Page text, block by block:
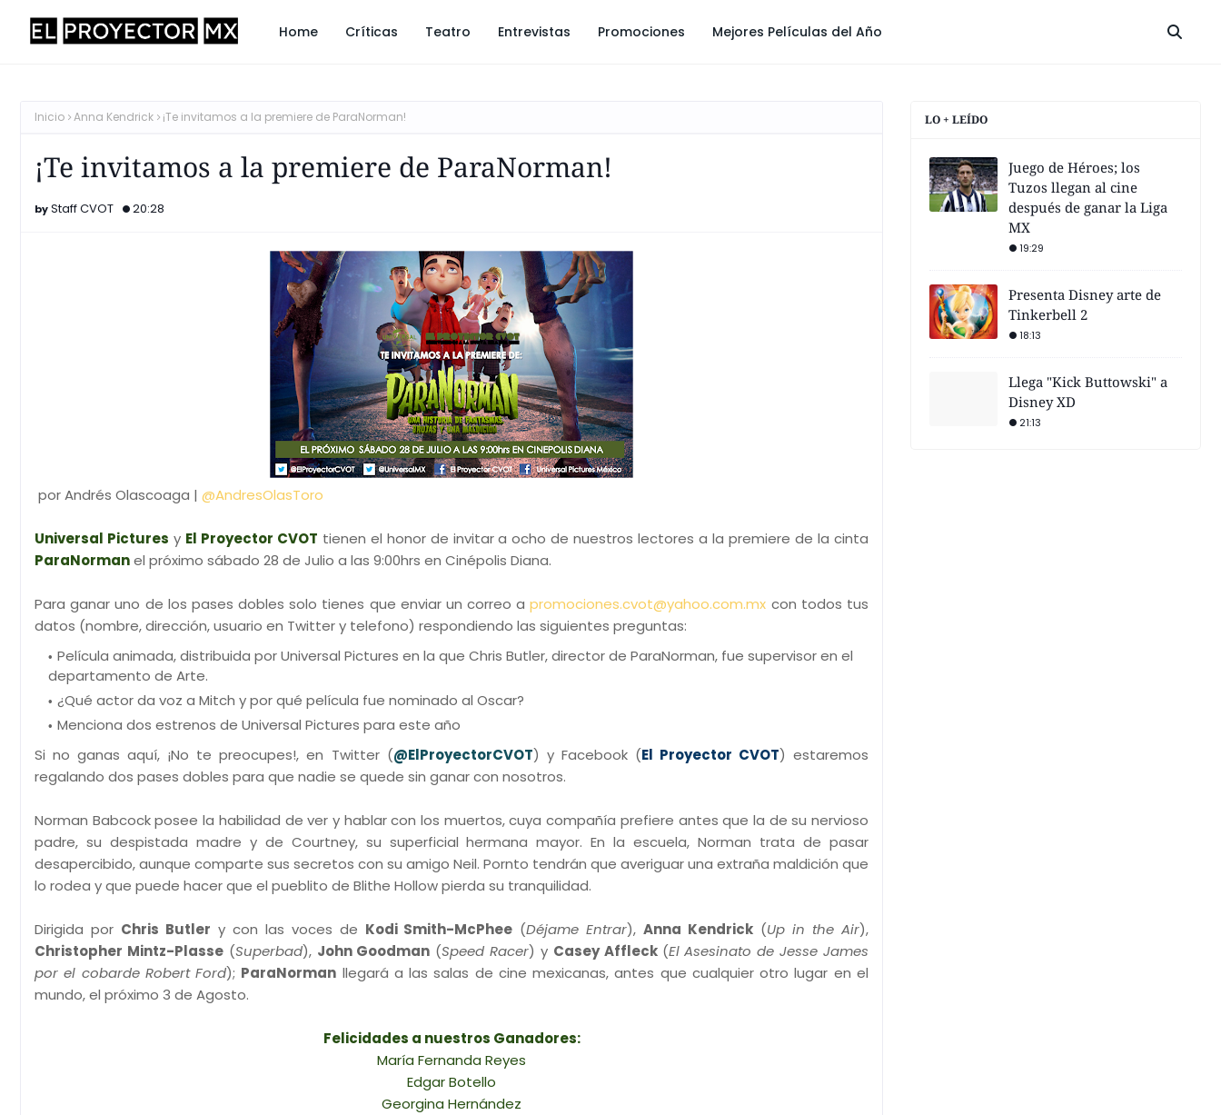
Home Críticas Teatro Entrevistas Promociones Mejores Películas del Año
Inicio Anna Kendrick ¡Te invitamos a la premiere de ParaNorman!
¡Te invitamos a la premiere de ParaNorman!
Staff CVOT 20:28
por Andrés Olascoaga | @AndresOlasToro
Universal Pictures y El Proyector CVOT tienen el honor de invitar a ocho de nuestros lectores a la premiere de la cinta
ParaNormanel próximo sábado 28 de Julio a las 9:00hrs en Cinépolis Diana.
Para ganar uno de los pases dobles solo tienes que enviar un correo apromociones.cvot@yahoo.com.mx con todos tus
datos (nombre, dirección, usuario en Twitter y telefono) respondiendo las siguientes preguntas:
Película animada, distribuida por Universal Pictures en la que Chris Butler, director de ParaNorman, fue supervisor en el
departamento de Arte.
¿Qué actor da voz a Mitch y por qué película fue nominado al Oscar?
Menciona dos estrenos de Universal Pictures para este año
Si no ganas aquí, ¡No te preocupes!, en Twitter (@ElProyectorCVOT) y Facebook (El Proyector CVOT) estaremos
regalando dos pases dobles para que nadie se quede sin ganar con nosotros.
Norman Babcock posee la habilidad de ver y hablar con los muertos, cuya compañía prefiere antes que la de su nervioso
padre, su despistada madre y de Courtney, su superficial hermana mayor. En la escuela, Norman trata de pasar
desapercibido, aunque comparte sus secretos con su amigo Neil. Pornto tendrán que averiguar una extraña maldición que
lo rodea y que puede hacer que el pueblito de Blithe Hollow pierda su tranquilidad.
Dirigida por Chris Butler y con las voces de Kodi Smith-McPhee (Déjame Entrar),Anna Kendrick (Up in the Air),
Christopher Mintz-Plasse(Superbad), John Goodman (Speed Racer) y Casey Affleck (El Asesinato de Jesse James
por el cobarde Robert Ford); ParaNorman llegará a las salas de cine mexicanas, antes que cualquier otro lugar en el
mundo, el próximo 3 de Agosto.
Felicidades a nuestros Ganadores:
María Fernanda Reyes
Edgar Botello
Georgina Hernández
LO + LEÍDO
Juego de Héroes; los
Tuzos llegan al cine
después de ganar la Liga
MX
19:29
Presenta Disney arte de
Tinkerbell 2
18:13
Llega "Kick Buttowski" a
Disney XD
21:13